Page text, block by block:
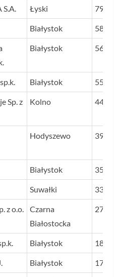
DO
OD
2020
S.A. Łyski 795,0
Białystok 588,8
Białystok 562,5
Białystok 553,5
Sp. z
Kolno 440,0
Hodyszewo 399,1
Białystok 351,6
Suwałki 334,5
z o.o.
Czarna
Białostocka
276,2
Białystok 181,1
Białystok 174,6